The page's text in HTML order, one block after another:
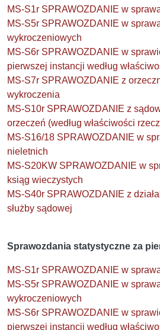
MS-S1r SPRAWOZDANIE w
MS-S5r SPRAWOZDANIE w
wykroczeniowych
MS-S6r SPRAWOZDANIE w
pierwszej instancji według
MS-S7r SPRAWOZDANIE z
wykroczenia
MS-S10r SPRAWOZDANIE z
orzeczeń (według właściwości
MS-S16/18 SPRAWOZDANIE w
nieletnich
MS-S20KW SPRAWOZDANIE w
ksiąg wieczystych
MS-S40r SPRAWOZDANIE z
służby sądowej
Sprawozdania statystyczne za
MS-S1r SPRAWOZDANIE w
MS-S5r SPRAWOZDANIE w
wykroczeniowych
MS-S6r SPRAWOZDANIE w
pierwszej instancji według